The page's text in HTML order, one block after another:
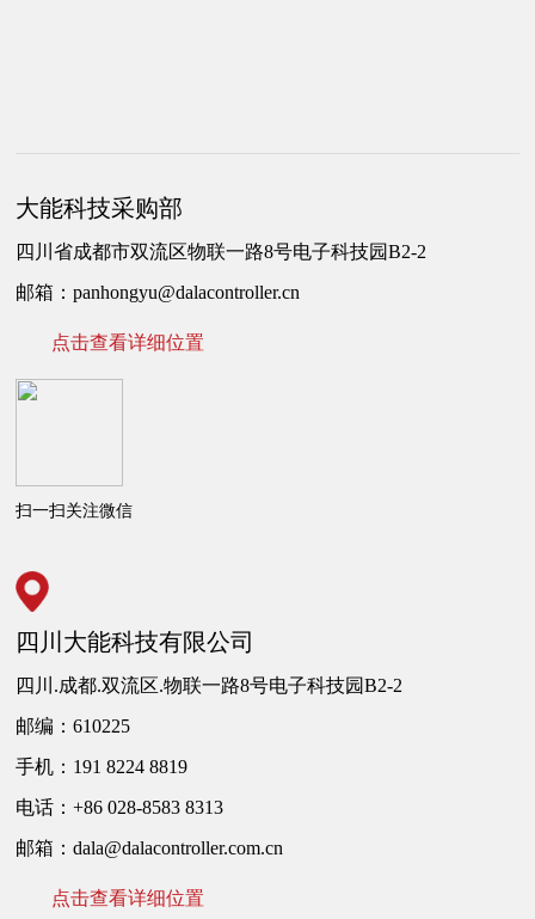
大能科技采购部
四川省成都市双流区物联一路8号电子科技园B2-2
邮箱：panhongyu@dalacontroller.cn
点击查看详细位置
扫一扫关注微信
四川大能科技有限公司
四川.成都.双流区.物联一路8号电子科技园B2-2
邮编：610225
手机：191 8224 8819
电话：+86 028-8583 8313
邮箱：dala@dalacontroller.com.cn
点击查看详细位置